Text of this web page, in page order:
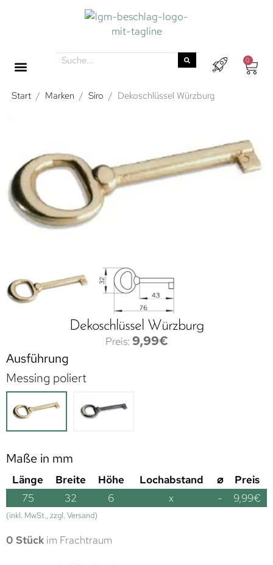
0
Start / Marken / Siro / Dekoschlüssel Würzburg
Dekoschlüssel Würzburg
9,99€
Ausführung
Messing poliert
Maße in mm
Länge Breite Höhe Lochabstand ⌀
Preis
75
32 6 x - 9,99€
(inkl. MwSt., zzgl. Versand)
0 Stück im Frachtraum